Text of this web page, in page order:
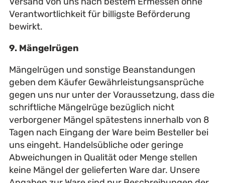
Verantwortlichkeit für billigste Beförderung
bewirkt.
9. Mängelrügen
Mängelrügen und sonstige Beanstandungen
geben dem Käufer Gewährleistungsansprüche
gegen uns nur unter der Voraussetzung, dass die
schriftliche Mängelrüge bezüglich nicht
verborgener Mängel spätestens innerhalb von 8
Tagen nach Eingang der Ware beim Besteller bei
uns eingeht. Handelsübliche oder geringe
Abweichungen in Qualität oder Menge stellen
keine Mängel der gelieferten Ware dar. Unsere